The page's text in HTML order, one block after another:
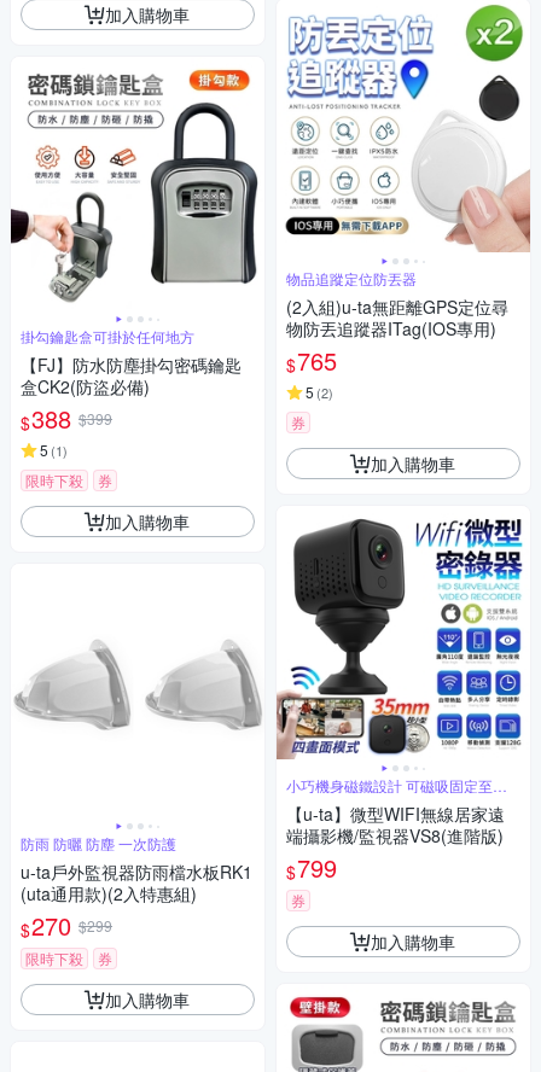
加入購物車
掛勾鑰匙盒可掛於任何地方
【FJ】防水防塵掛勾密碼鑰匙
盒CK2(防盜必備)
$388 $399
5 (1)
限時下殺 券
加入購物車
防雨 防曬 防塵 一次防護
u-ta戶外監視器防雨檔水板RK1
(uta通用款)(2入特惠組)
$270 $299
限時下殺
券
加入購物車
物品追蹤定位防丟器
(2入組)u-ta無距離GPS定位尋
物防丟追蹤器ITag(IOS專用)
$765
5 (2)
券
加入購物車
小巧機身磁鐵設計 可磁吸固定至鐵
製品上
【u-ta】微型WIFI無線居家遠
端攝影機/監視器VS8(進階版)
$799
券
加入購物車